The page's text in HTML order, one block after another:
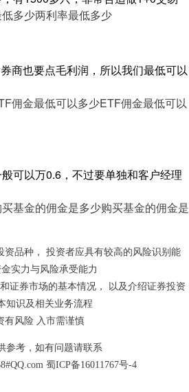
多少两利率最低多少
商也要点毛利润，所以我们最低可以
佣金最低可以多少ETF佣金最低可以
可以万0.6，不过要单独和客户经理
基金的佣金是多少购买基金的佣金是
资品种， 投资者应具有较高的风险识别能
实力与风险承受能力
证券市场的基本情况， 以及介绍证券投资
知识及相关业务流程
有风险 入市需谨慎
参考，如有问题请联系
蜀ICP备16011767号-4